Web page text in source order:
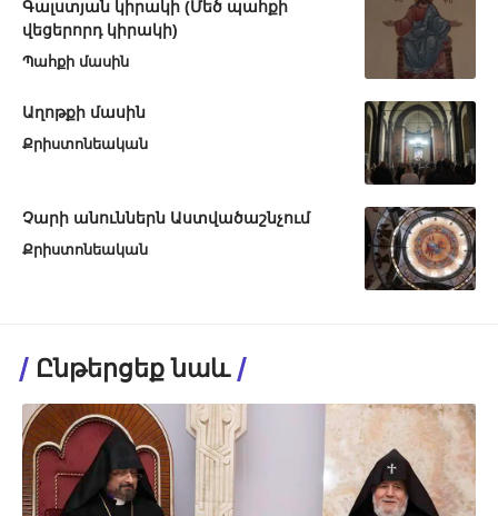
Գալստյան կիրակի (Մեծ պահքի
վեցերորդ կիրակի)
Պահքի մասին
Աղոթքի մասին
Քրիստոնեական
Չարի անուններն Աստվածաշնչում
Քրիստոնեական
Ընթերցեք նաև